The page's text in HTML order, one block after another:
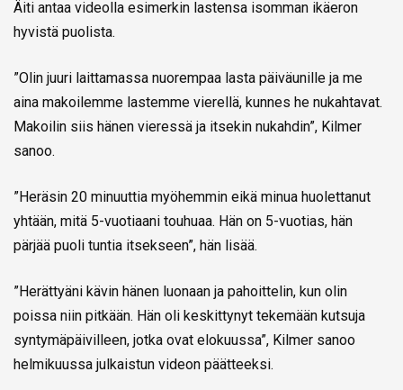
Äiti antaa videolla esimerkin lastensa isomman ikäeron
hyvistä puolista.
”Olin juuri laittamassa nuorempaa lasta päiväunille ja me
aina makoilemme lastemme vierellä, kunnes he nukahtavat.
Makoilin siis hänen vieressä ja itsekin nukahdin”, Kilmer
sanoo.
”Heräsin 20 minuuttia myöhemmin eikä minua huolettanut
yhtään, mitä 5-vuotiaani touhuaa. Hän on 5-vuotias, hän
pärjää puoli tuntia itsekseen”, hän lisää.
”Herättyäni kävin hänen luonaan ja pahoittelin, kun olin
poissa niin pitkään. Hän oli keskittynyt tekemään kutsuja
syntymäpäivilleen, jotka ovat elokuussa”, Kilmer sanoo
helmikuussa julkaistun videon päätteeksi.